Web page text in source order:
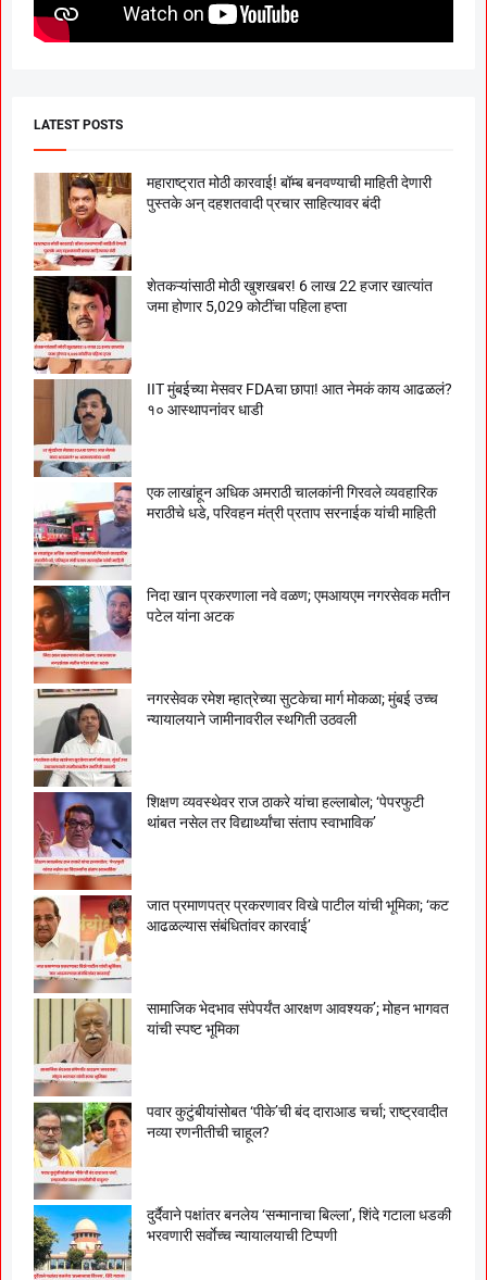
LATEST POSTS
महाराष्ट्रात मोठी कारवाई! बॉम्ब बनवण्याची माहिती देणारी
पुस्तके अन् दहशतवादी प्रचार साहित्यावर बंदी
शेतकऱ्यांसाठी मोठी खुशखबर! 6 लाख 22 हजार खात्यांत
जमा होणार 5,029 कोटींचा पहिला हप्ता
IIT मुंबईच्या मेसवर FDAचा छापा! आत नेमकं काय आढळलं?
१० आस्थापनांवर धाडी
एक लाखांहून अधिक अमराठी चालकांनी गिरवले व्यवहारिक
मराठीचे धडे, परिवहन मंत्री प्रताप सरनाईक यांची माहिती
निदा खान प्रकरणाला नवे वळण; एमआयएम नगरसेवक मतीन
पटेल यांना अटक
नगरसेवक रमेश म्हात्रेच्या सुटकेचा मार्ग मोकळा; मुंबई उच्च
न्यायालयाने जामीनावरील स्थगिती उठवली
शिक्षण व्यवस्थेवर राज ठाकरे यांचा हल्लाबोल; ‘पेपरफुटी
थांबत नसेल तर विद्यार्थ्यांचा संताप स्वाभाविक’
जात प्रमाणपत्र प्रकरणावर विखे पाटील यांची भूमिका; ‘कट
आढळल्यास संबंधितांवर कारवाई’
सामाजिक भेदभाव संपेपर्यंत आरक्षण आवश्यक’; मोहन भागवत
यांची स्पष्ट भूमिका
पवार कुटुंबीयांसोबत ‘पीके’ची बंद दाराआड चर्चा; राष्ट्रवादीत
नव्या रणनीतीची चाहूल?
दुर्दैवाने पक्षांतर बनलेय ‘सन्मानाचा बिल्ला’, शिंदे गटाला धडकी
भरवणारी सर्वाेच्च न्यायालयाची टिप्पणी